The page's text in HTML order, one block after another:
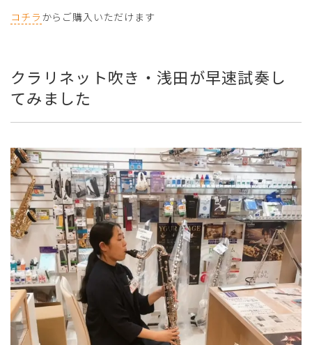
コチラ からご購入いただけます
クラリネット吹き・浅田が早速試奏し
てみました